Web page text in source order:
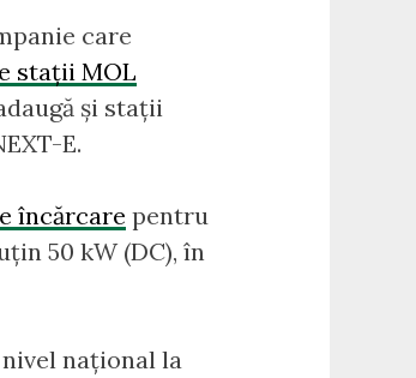
care
stații MOL
și stații
E.
încărcare pentru
50 kW (DC), în
național la